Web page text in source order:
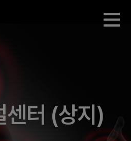
센터 (상지)